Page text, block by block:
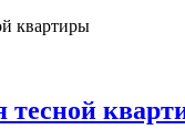
тесной